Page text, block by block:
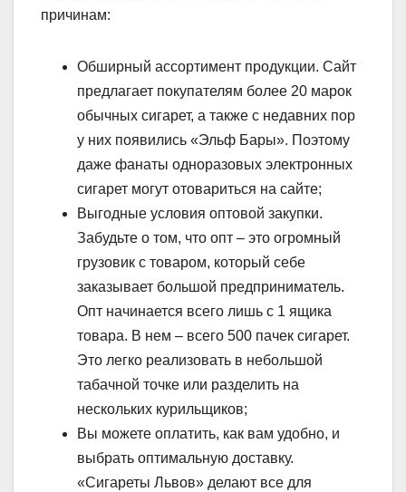
причинам:
Обширный ассортимент продукции. Сайт
предлагает покупателям более 20 марок
обычных сигарет, а также с недавних пор
у них появились «Эльф Бары». Поэтому
даже фанаты одноразовых электронных
сигарет могут отовариться на сайте;
Выгодные условия оптовой закупки.
Забудьте о том, что опт – это огромный
грузовик с товаром, который себе
заказывает большой предприниматель.
Опт начинается всего лишь с 1 ящика
товара. В нем – всего 500 пачек сигарет.
Это легко реализовать в небольшой
табачной точке или разделить на
нескольких курильщиков;
Вы можете оплатить, как вам удобно, и
выбрать оптимальную доставку.
«Сигареты Львов» делают все для